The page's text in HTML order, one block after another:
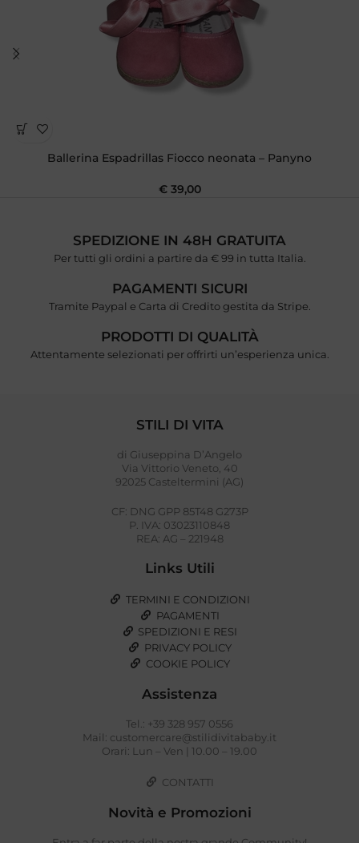
Ballerina Espadrillas Fiocco neonata – Panyno
€39,00
SPEDIZIONE IN 48H GRATUITA
Per tutti gli ordini a partire da € 99 in tutta Italia.
PAGAMENTI SICURI
Tramite Paypal e Carta di Credito gestita da Stripe.
PRODOTTI DI QUALITÀ
Attentamente selezionati per offrirti un’esperienza unica.
STILI DI VITA
di Giuseppina D’Angelo
Via Vittorio Veneto, 40
92025 Casteltermini (AG)
CF: DNG GPP 85T48 G273P
P. IVA: 03023110848
REA: AG – 221948
Links Utili
TERMINI E CONDIZIONI
PAGAMENTI
SPEDIZIONI E RESI
PRIVACY POLICY
COOKIE POLICY
Assistenza
Tel.: +39 328 957 0556
Mail: customercare@stilidivitababy.it
Orari: Lun – Ven | 10.00 – 19.00
CONTATTI
Novità e Promozioni